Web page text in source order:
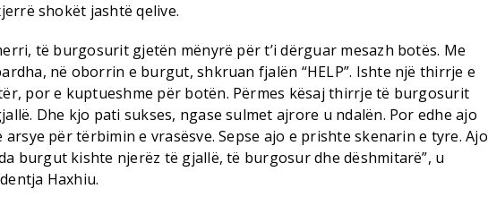
shokët jashtë qelive.
të burgosurit gjetën mënyrë për t’i dërguar mesazh botës. Me
në oborrin e burgut, shkruan fjalën “HELP”. Ishte një thirrje e
por e kuptueshme për botën. Përmes kësaj thirrje të burgosurit
Dhe kjo pati sukses, ngase sulmet ajrore u ndalën. Por edhe ajo
arsye për tërbimin e vrasësve. Sepse ajo e prishte skenarin e tyre. Ajo
burgut kishte njerëz të gjallë, të burgosur dhe dëshmitarë”, u
Haxhiu.